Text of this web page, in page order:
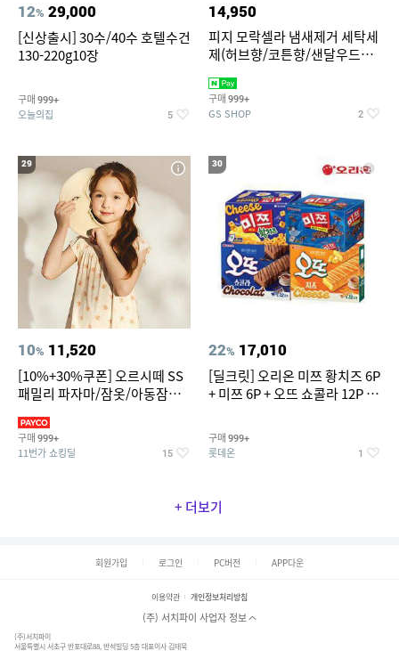
12% 29,000
[신상출시] 30수/40수 호텔수건
130-220g10장
구매 999+
오늘의집 5
14,950
피지 모락셀라 냄새제거 세탁세
제(허브향/코튼향/샌달우드향/
택1
구매 999+
GS SHOP 2
29
10% 11,520
[10%+30%쿠폰] 오르시떼 SS
패밀리 파자마/잠옷/아동잠옷/
구매 999+
11번가 쇼킹딜 15
30
22% 17,010
[딜크릿] 오리온 미쯔 황치즈 6P
+ 미쯔 6P + 오뜨 쇼콜라 12P +
구매 999+
롯데온 1
+ 더보기
회원가입 로그인 PC버전 APP다운
이용약관 개인정보처리방침
(주) 서치파이 사업자 정보
(주)서치파이
서울특별시 서초구 반포대로88, 반석빌딩 5층 대표이사 김태묵